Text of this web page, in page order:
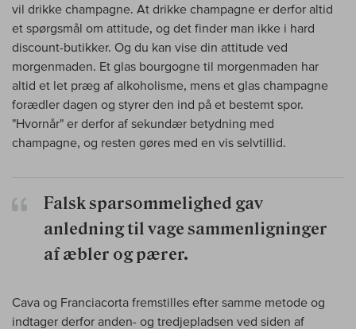
vil drikke champagne. At drikke champagne er derfor altid
et spørgsmål om attitude, og det finder man ikke i hard
discount-butikker. Og du kan vise din attitude ved
morgenmaden. Et glas bourgogne til morgenmaden har
altid et let præg af alkoholisme, mens et glas champagne
forædler dagen og styrer den ind på et bestemt spor.
"Hvornår" er derfor af sekundær betydning med
champagne, og resten gøres med en vis selvtillid.
Falsk sparsommelighed gav
anledning til vage sammenligninger
af æbler og pærer.
Cava og Franciacorta fremstilles efter samme metode og
indtager derfor anden- og tredjepladsen ved siden af